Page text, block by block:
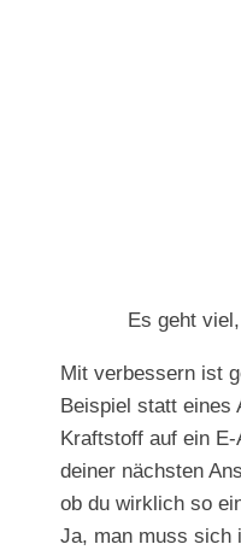
Es geht
Mit verbessern ist
Beispiel statt eines
Kraftstoff auf ein
deiner nächsten
ob du wirklich so
Ja, man muss sich